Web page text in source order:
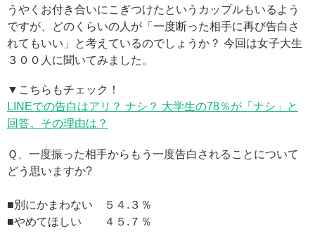
うやくお付き合いにこぎつけたというカップルもいるよう
ですが、どのくらいの人が「一度断った相手に再び告白さ
れてもいい」と考えているのでしょうか？ 今回は女子大生
３００人に聞いてみました。
▼こちらもチェック！
LINEでの告白はアリ？ ナシ？ 大学生の78％が「ナシ」と
回答。その理由は？
Ｑ、一度振った相手からもう一度告白されることについて
どう思いますか?
■別にかまわない ５４.３％
■やめてほしい ４５.７％